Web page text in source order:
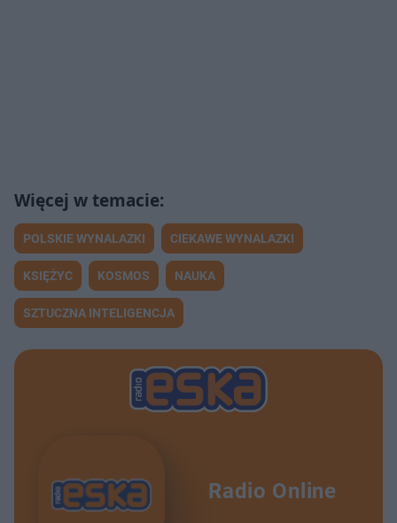
POLSKIE WYNALAZKI CIEKAWE WYNALAZKI
KSIĘŻYC KOSMOS NAUKA
SZTUCZNA INTELIGENCJA
Radio Online